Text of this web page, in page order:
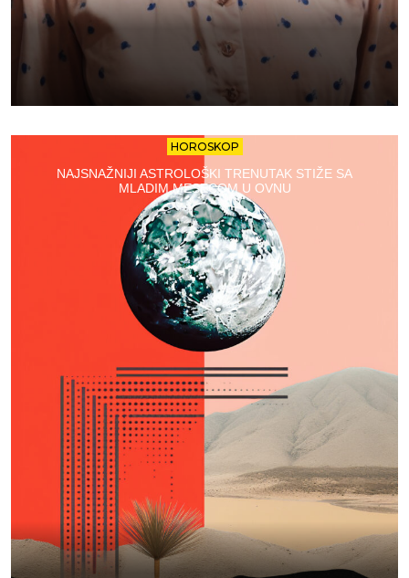
HOROSKOP
NAJSNAŽNIJI ASTROLOŠKI TRENUTAK STIŽE SA
MLADIM MESECOM U OVNU